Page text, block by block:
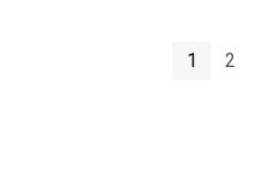
R$199.90.
1 2